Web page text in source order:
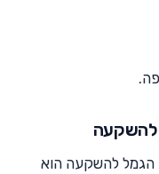
להשקעה
הגמל להשקעה הוא